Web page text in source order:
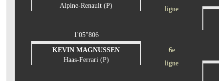
Alpine-Renault (P)
ligne
1'05"806
KEVIN MAGNUSSEN
Haas-Ferrari (P)
6e
ligne